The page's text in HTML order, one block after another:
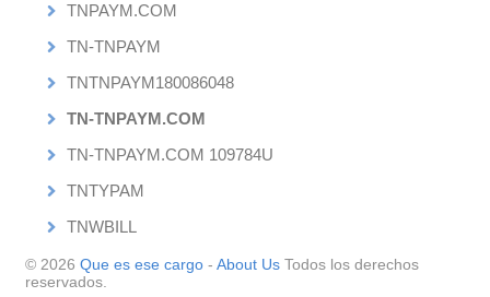
TNPAYM.COM
TN-TNPAYM
TNTNPAYM180086048
TN-TNPAYM.COM
TN-TNPAYM.COM 109784U
TNTYPAM
TNWBILL
© 2026Que es ese cargo -About Us Todos los derechos
reservados.